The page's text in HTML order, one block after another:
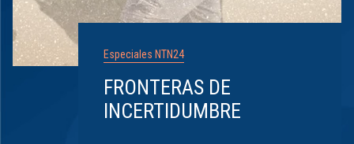
Especiales NTN24
FRONTERAS DE
INCERTIDUMBRE